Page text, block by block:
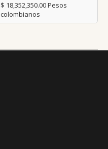
$ 18,352,350.00Pesos
colombianos